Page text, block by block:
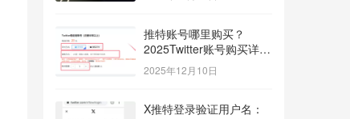
推特账号哪里购买？
2025Twitter账号购买详细
指南！
2025年12月10日
X推特登录验证用户名：